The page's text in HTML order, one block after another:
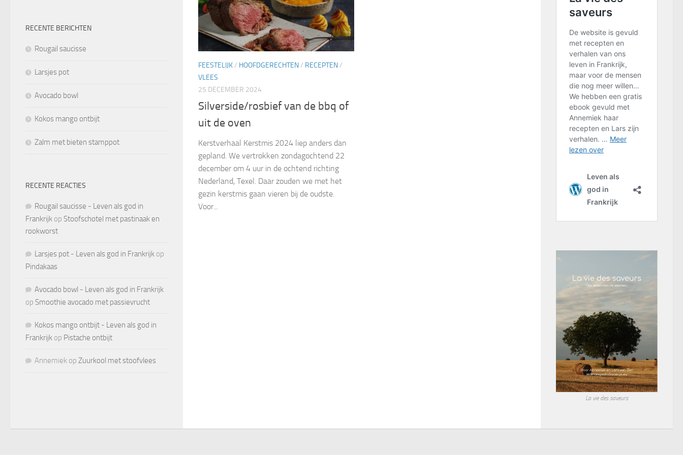
FEESTELIJK/ HOOFDGERECHTEN/ RECEPTEN/
VLEES
25 DECEMBER 2024
Silverside/rosbief van de bbq of
uit de oven
Kerstverhaal Kerstmis 2024 liep anders dan
gepland. We vertrokken zondagochtend 22
december om 4 uur in de ochtend richting
Nederland, Texel. Daar zouden we met het
gezin kerstmis gaan vieren bij de oudste.
Voor...
RECENTE BERICHTEN
Rougail saucisse
Larsjes pot
Avocado bowl
Kokos mango ontbijt
Zalm met bieten stamppot
RECENTE REACTIES
Rougail saucisse - Leven als god in
Frankrijk op Stoofschotel met pastinaak en
rookworst
Larsjes pot - Leven als god in Frankrijk op
Pindakaas
Avocado bowl - Leven als god in Frankrijk
op Smoothie avocado met passievrucht
Kokos mango ontbijt - Leven als god in
Frankrijk op Pistache ontbijt
Annemiek op Zuurkool met stoofvlees
La vie des saveurs